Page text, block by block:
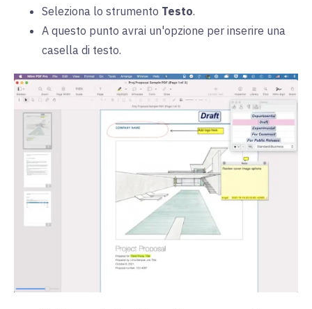
Seleziona lo strumento Testo.
A questo punto avrai un'opzione per inserire una
casella di testo.